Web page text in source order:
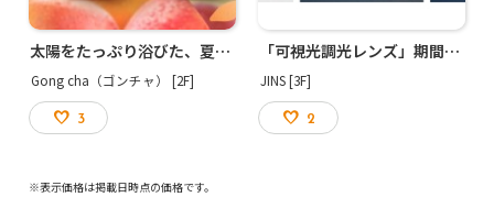
太陽をたっぷり浴びた、夏を楽しむニルギリ紅茶☀️
Gong cha（ゴンチャ） [2F]
3
「可視光調光レンズ」期間限定20%OFF開催中！
JINS [3F]
2
※表示価格は掲載日時点の価格です。